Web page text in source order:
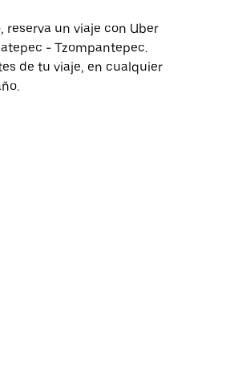
reserva un viaje con Uber
- Tzompantepec.
de tu viaje, en cualquier